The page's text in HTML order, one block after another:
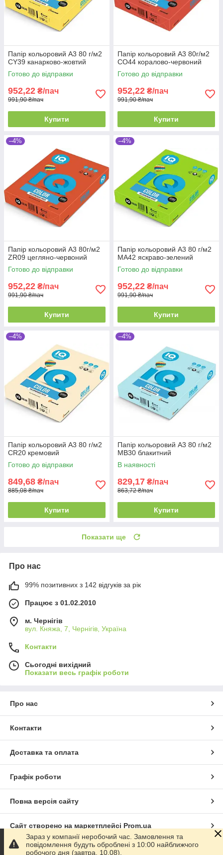
Папір кольоровий А3 80 г/м2
CY39 канарково-жовтий
Готово до відправки
952,22 ₴/пач
991,90 ₴/пач
Купити
Папір кольоровий А3 80г/м2
CO44 коралово-червоний
Готово до відправки
952,22 ₴/пач
991,90 ₴/пач
Купити
–4%
Папір кольоровий А3 80г/м2
ZR09 цегляно-червоний
Готово до відправки
952,22 ₴/пач
991,90 ₴/пач
Купити
–4%
Папір кольоровий А3 80 г/м2
MA42 яскраво-зелений
Готово до відправки
952,22 ₴/пач
991,90 ₴/пач
Купити
–4%
Папір кольоровий А3 80 г/м2
CR20 кремовий
Готово до відправки
849,68 ₴/пач
885,08 ₴/пач
Купити
–4%
Папір кольоровий А3 80 г/м2
MB30 блакитний
В наявності
829,17 ₴/пач
863,72 ₴/пач
Купити
Показати ще
Про нас
99% позитивних з 142 відгуків за рік
Працює з 01.02.2010
м. Чернігів
вул. Княжа, 7, Чернігів, Україна
Контакти
Сьогодні вихідний
Показати весь графік роботи
Про нас
Контакти
Доставка та оплата
Графік роботи
Повна версія сайту
Сайт створено на маркетплейсі Prom.ua
Політика конфіденційності
Зараз у компанії неробочий час. Замовлення та
повідомлення будуть оброблені з 10:00 найближчого
робочого дня (завтра, 10.08).